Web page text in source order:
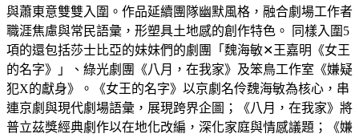
與蕭東意雙雙入圍。作品延續團隊幽默風格，融合劇場工作者
職涯焦慮與常民語彙，形塑具土地感的創作特色。 同樣入圍5
項的還包括莎士比亞的妹妹們的劇團「魏海敏✕王嘉明《女王
的名字》」、綠光劇團《八月，在我家》及笨鳥工作室《嫌疑
犯X的獻身》。《女王的名字》以京劇名伶魏海敏為核心，串
連京劇與現代劇場語彙，展現跨界企圖；《八月，在我家》將
普立茲獎經典劇作以在地化改編，深化家庭與情感議題；《嫌